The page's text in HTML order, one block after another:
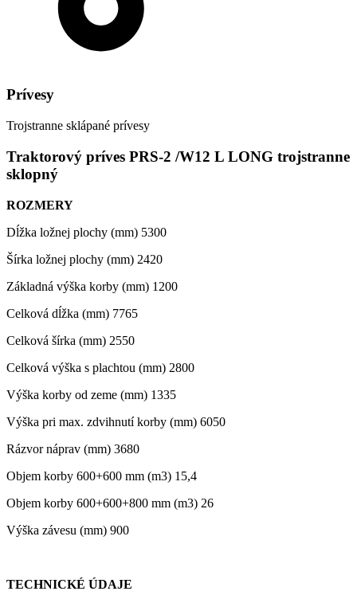
Prívesy
Trojstranne sklápané prívesy
Traktorový príves PRS-2 /W12 L LONG trojstranne
sklopný
ROZMERY
Dĺžka ložnej plochy (mm) 5300
Šírka ložnej plochy (mm) 2420
Základná výška korby (mm) 1200
Celková dĺžka (mm) 7765
Celková šírka (mm) 2550
Celková výška s plachtou (mm) 2800
Výška korby od zeme (mm) 1335
Výška pri max. zdvihnutí korby (mm) 6050
Rázvor náprav (mm) 3680
Objem korby 600+600 mm (m3) 15,4
Objem korby 600+600+800 mm (m3) 26
Výška závesu (mm) 900
TECHNICKÉ ÚDAJE